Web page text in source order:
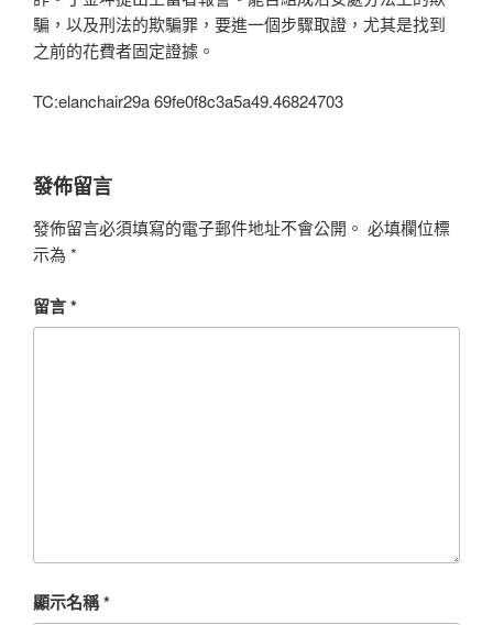
騙，以及刑法的欺騙罪，要進一個步驟取證，尤其是找到
之前的花費者固定證據。
TC:elanchair29a 69fe0f8c3a5a49.46824703
發佈留言
發佈留言必須填寫的電子郵件地址不會公開。 必填欄位標
示為 *
留言*
顯示名稱*